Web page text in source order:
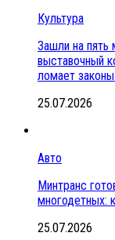
Культура
Зашли на
выставочный
ломает
25.07.2026
Авто
Минтранс
многодетных:
25.07.2026